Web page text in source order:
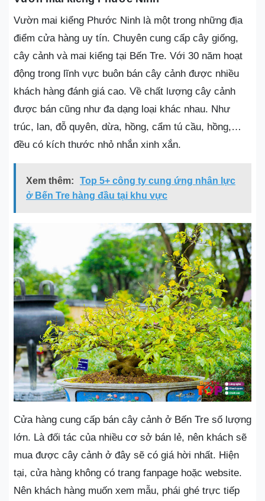
Vườn mai kiểng Phước Ninh là một trong những địa
điểm cửa hàng uy tín. Chuyên cung cấp cây giống,
cây cảnh và mai kiểng tại Bến Tre. Với 30 năm hoạt
động trong lĩnh vực buôn bán cây cảnh được nhiều
khách hàng đánh giá cao. Về chất lượng cây cảnh
được bán cũng như đa dạng loại khác nhau. Như
trúc, lan, đỗ quyên, dừa, hồng, cẩm tú cầu, hồng,…
đều có kích thước nhỏ nhắn xinh xắn.
Xem thêm:
Top 5+ công ty cung ứng nhân lực
ở Bến Tre hàng đầu tại khu vực
Cửa hàng cung cấp bán cây cảnh ở Bến Tre số lượng
lớn. Là đối tác của nhiều cơ sở bán lẻ, nên khách sẽ
mua được cây cảnh ở đây sẽ có giá hời nhất. Hiện
tại, cửa hàng không có trang fanpage hoặc website.
Nên khách hàng muốn xem mẫu, phái ghé trực tiếp